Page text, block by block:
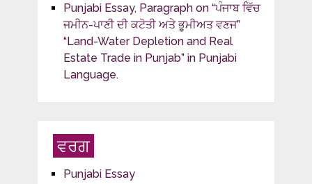
Punjabi Essay, Paragraph on “ਪੰਜਾਬ ਵਿੱਚ
ਜਮੀਨ-ਪਾਣੀ ਦੀ ਕਟੋਤੀ ਅਤੇ ਭੂਮੀਅਤ ਵਣਜ”
“Land-Water Depletion and Real
Estate Trade in Punjab” in Punjabi
Language.
ਵਰਗ
Punjabi Essay